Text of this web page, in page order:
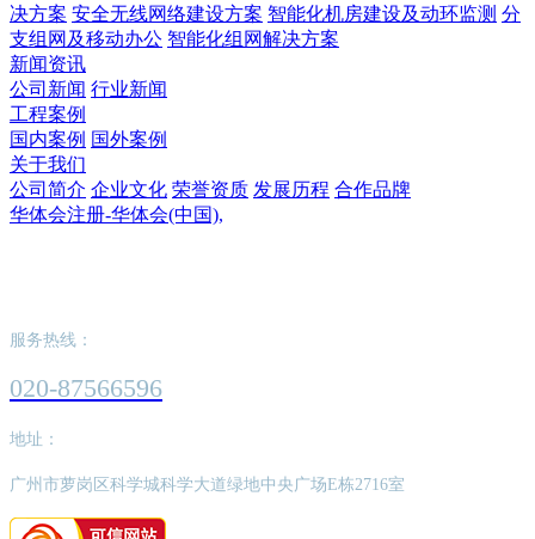
决方案 安全无线网络建设方案 智能化机房建设及动环监测 分
支组网及移动办公 智能化组网解决方案
新闻资讯
公司新闻 行业新闻
工程案例
国内案例 国外案例
关于我们
公司简介 企业文化 荣誉资质 发展历程 合作品牌
华体会注册-华体会(中国),
服务热线：
020-87566596
地址：
广州市萝岗区科学城科学大道绿地中央广场E栋2716室